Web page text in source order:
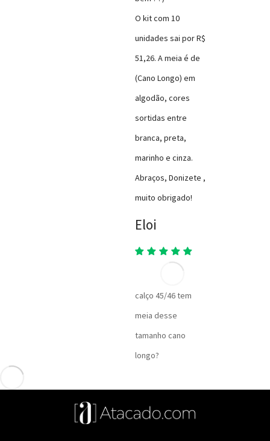
O kit com 10
unidades sai por R$
51,26. A meia é de
(Cano Longo) em
algodão, cores
sortidas entre
branca, preta,
marinho e cinza.
Abraços, Donizete ,
muito obrigado!
Eloi
calço 45/46 tem
meia desse
tamanho cano
longo?